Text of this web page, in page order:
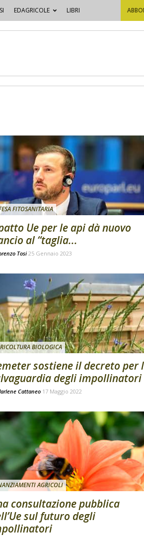
EDAGRICOLE LIBRI
FITOSANITARIA
Ue per le api dà nuovo
al “taglia...
Tosi 25 Gennaio 2023
BIOLOGICA
sostiene il decreto per
degli impollinatori
Cattaneo 17 Maggio 2022
AGRICOLI
consultazione pubblica
sul futuro degli